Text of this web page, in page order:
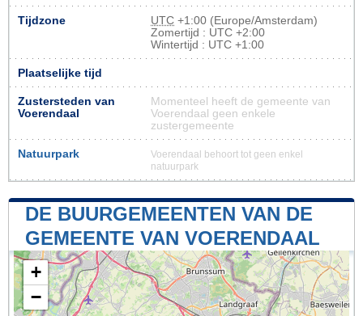
Tijdzone UTC +1:00 (Europe/Amsterdam)
Zomertijd : UTC +2:00
Wintertijd : UTC +1:00
Plaatselijke tijd
Zustersteden van
Voerendaal
Momenteel heeft de gemeente van
Voerendaal geen enkele
zustergemeente
Natuurpark
Voerendaal behoort tot geen enkel
natuurpark
DE BUURGEMEENTEN VAN DE
GEMEENTE VAN VOERENDAAL
+
−